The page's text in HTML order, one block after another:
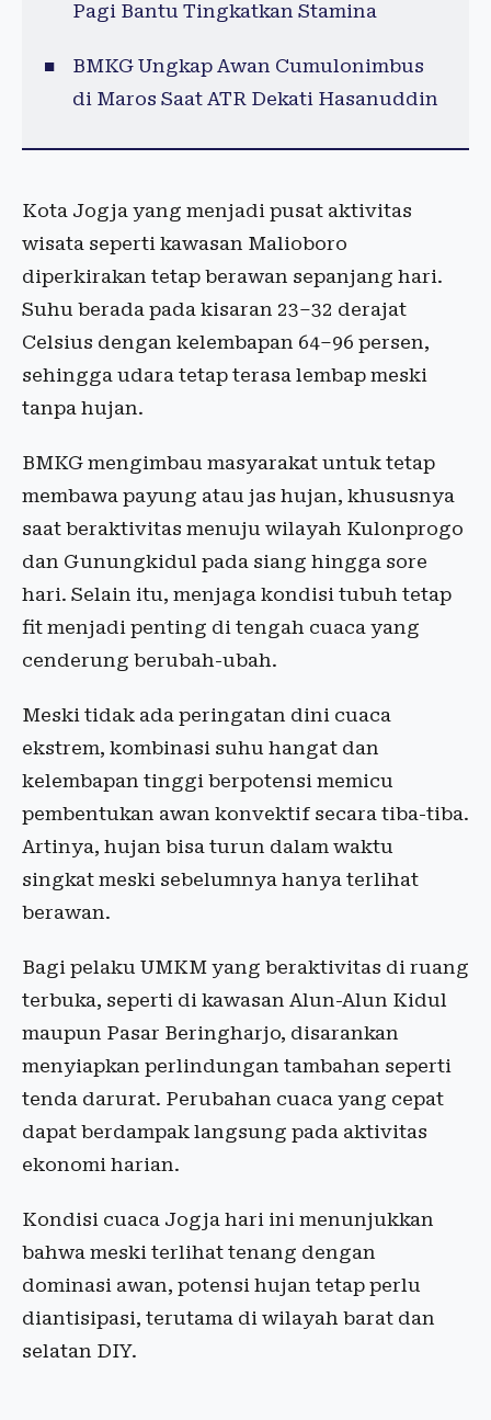
Pagi Bantu Tingkatkan Stamina
BMKG Ungkap Awan Cumulonimbus
di Maros Saat ATR Dekati Hasanuddin
Kota Jogja yang menjadi pusat aktivitas
wisata seperti kawasan Malioboro
diperkirakan tetap berawan sepanjang hari.
Suhu berada pada kisaran 23–32 derajat
Celsius dengan kelembapan 64–96 persen,
sehingga udara tetap terasa lembap meski
tanpa hujan.
BMKG mengimbau masyarakat untuk tetap
membawa payung atau jas hujan, khususnya
saat beraktivitas menuju wilayah Kulonprogo
dan Gunungkidul pada siang hingga sore
hari. Selain itu, menjaga kondisi tubuh tetap
fit menjadi penting di tengah cuaca yang
cenderung berubah-ubah.
Meski tidak ada peringatan dini cuaca
ekstrem, kombinasi suhu hangat dan
kelembapan tinggi berpotensi memicu
pembentukan awan konvektif secara tiba-tiba.
Artinya, hujan bisa turun dalam waktu
singkat meski sebelumnya hanya terlihat
berawan.
Bagi pelaku UMKM yang beraktivitas di ruang
terbuka, seperti di kawasan Alun-Alun Kidul
maupun Pasar Beringharjo, disarankan
menyiapkan perlindungan tambahan seperti
tenda darurat. Perubahan cuaca yang cepat
dapat berdampak langsung pada aktivitas
ekonomi harian.
Kondisi cuaca Jogja hari ini menunjukkan
bahwa meski terlihat tenang dengan
dominasi awan, potensi hujan tetap perlu
diantisipasi, terutama di wilayah barat dan
selatan DIY.